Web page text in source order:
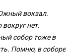
вокзал.
нет.
собор тоже в
Помню, в соборе